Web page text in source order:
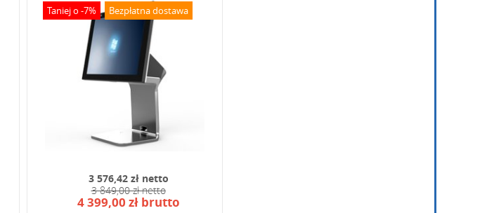
Taniej o -7% Bezpłatna dostawa
3 576,42 zł netto
3 849,00 zł netto
4 399,00 zł brutto